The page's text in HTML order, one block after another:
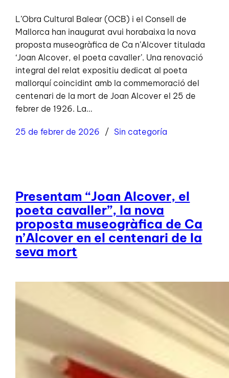
L’Obra Cultural Balear (OCB) i el Consell de
Mallorca han inaugurat avui horabaixa la nova
proposta museogràfica de Ca n’Alcover titulada
‘Joan Alcover, el poeta cavaller’. Una renovació
integral del relat expositiu dedicat al poeta
mallorquí coincidint amb la commemoració del
centenari de la mort de Joan Alcover el 25 de
febrer de 1926. La…
25 de febrer de 2026 Sin categoría
Presentam “Joan Alcover, el
poeta cavaller”, la nova
proposta museogràfica de Ca
n’Alcover en el centenari de la
seva mort